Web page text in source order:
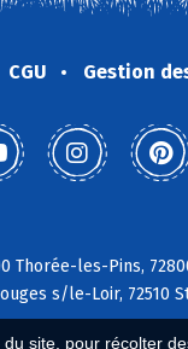
site, pour récolter
CGU Gestion
Thorée-les-Pins,
s/le-Loir,